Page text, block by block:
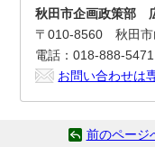
秋田市企画政策部
〒010-8560 秋田
電話：018-888-
お問い合わせは
前のページ